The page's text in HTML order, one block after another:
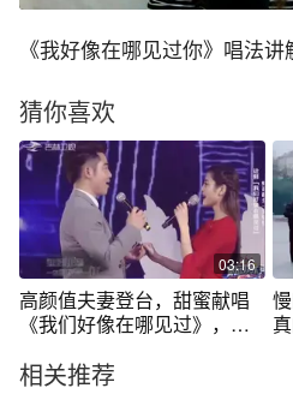
《我好像在哪见过你》唱法讲
猜你喜欢
03:16
高颜值夫妻登台，甜蜜献唱
《我们好像在哪见过》，女
相关推荐